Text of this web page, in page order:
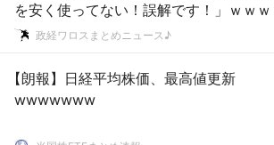
を安く使ってない！誤解です！」ｗｗ
ｗｗ政経ワロスまとめニュース♪
【朗報】日経平均株価、最高値更新
wwwwwww